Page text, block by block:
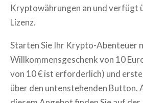
Kryptowährungen an und verfügt
Lizenz.
Starten Sie Ihr Krypto-Abenteuer
Willkommensgeschenk von 10
von 10 € ist erforderlich) und
über den untenstehenden Button.